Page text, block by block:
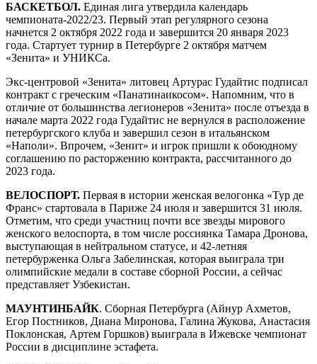
БАСКЕТБОЛ. Единая лига утвердила календарь
чемпионата-2022/23. Первый этап регулярного сезона
начнется 2 октября 2022 года и завершится 20 января 2023
года. Стартует турнир в Петербурге 2 октября матчем
«Зенита» и УНИКСа.
Экс-центровой «Зенита» литовец Артурас Гудайтис подписал
контракт с греческим «Панатинаикосом». Напомним, что в
отличие от большинства легионеров «Зенита» после отъезда в
начале марта 2022 года Гудайтис не вернулся в расположение
петербургского клуба и завершил сезон в итальянском
«Наполи». Впрочем, «Зенит» и игрок пришли к обоюдному
соглашению по расторжению контракта, рассчитанного до
2023 года.
ВЕЛОСПОРТ. Первая в истории женская велогонка «Тур де
Франс» стартовала в Париже 24 июля и завершится 31 июля.
Отметим, что среди участниц почти все звезды мирового
женского велоспорта, в том числе россиянка Тамара Дронова,
выступающая в нейтральном статусе, и 42‑летняя
петербурженка Ольга Забелинская, которая выиграла три
олимпийские медали в составе сборной России, а сейчас
представляет Узбекистан.
МАУНТИНБАЙК. Сборная Петербурга (Айнур Ахметов,
Егор Постников, Диана Миронова, Галина Жукова, Анастасия
Поклонская, Артем Горшков) выиграла в Ижевске чемпионат
России в дисциплине эстафета.